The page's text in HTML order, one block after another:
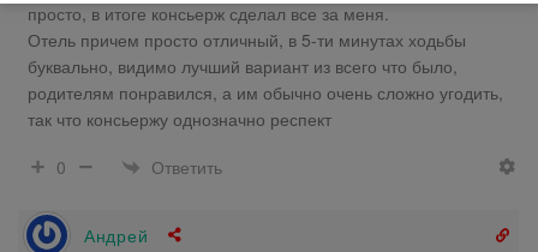
просто, в итоге консьерж сделал все за меня.
Отель причем просто отличный, в 5-ти минутах ходьбы
буквально, видимо лучший вариант из всего что было,
родителям понравился, а им обычно очень сложно угодить,
так что консьержу однозначно респект
0
Ответить
Андрей